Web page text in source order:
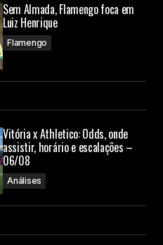
Sem Almada, Flamengo foca em
Luiz Henrique
Flamengo
Vitória x Athletico: Odds, onde
assistir, horário e escalações –
06/08
Análises